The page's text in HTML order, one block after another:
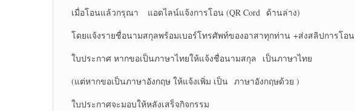
เมื่อโอนแล้วกรุณา แอดไลน์แจ้งการโอน (QR Cord ด้านล่าง)
โดยแจ้งรายชื่อนามสกุลพร้อมเบอร์โทรศัพท์ของอาสาทุกท่าน +ส่งสลิปการโอน
ใบประกาศ หากขอเป็นภาษาไทยให้แจ้งชื่อนามสกุล เป็นภาษาไทย
(แต่หากขอเป็นภาษาอังกฤษ ให้แจ้งเพิ่ม เป็น ภาษาอังกฤษด้วย )
ใบประกาศจะมอบให้หลังเสร็จกิจกรรม